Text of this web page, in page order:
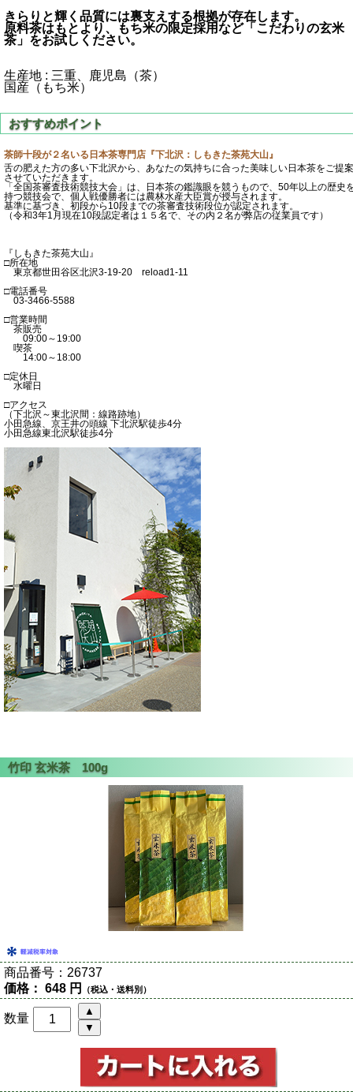
きらりと輝く品質には裏支えする根拠が存在します。
原料茶はもとより、もち米の限定採用など「こだわりの玄米
茶」をお試しください。
生産地 : 三重、鹿児島（茶）
国産（もち米）
茶師十段が２名いる日本茶専門店『下北沢：しもきた茶苑大山』
舌の肥えた方の多い下北沢から、あなたの気持ちに合った美味しい日本茶をご提案
させていただきます。
「全国茶審査技術競技大会」は、日本茶の鑑識眼を競うもので、50年以上の歴史
持つ競技会で、個人戦優勝者には農林水産大臣賞が授与されます。
基準に基づき、初段から10段までの茶審査技術段位が認定されます。
（令和3年1月現在10段認定者は１５名で、その内２名が弊店の従業員です）
『しもきた茶苑大山』
□所在地
東京都世田谷区北沢3-19-20 reload1-11
□電話番号
03-3466-5588
□営業時間
茶販売
09:00～19:00
喫茶
14:00～18:00
□定休日
水曜日
□アクセス
（下北沢～東北沢間：線路跡地）
小田急線、京王井の頭線 下北沢駅徒歩4分
小田急線東北沢駅徒歩4分
商品番号： 26737
価格： 648 円 （税込・送料別）
数量